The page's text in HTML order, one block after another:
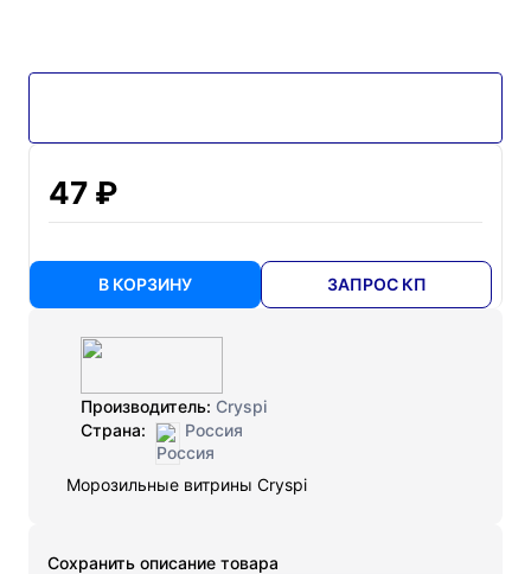
47 ₽
В КОРЗИНУ ЗАПРОС КП
Производитель: Cryspi
Страна:
Россия
Морозильные витрины Cryspi
Cохранить описание товара